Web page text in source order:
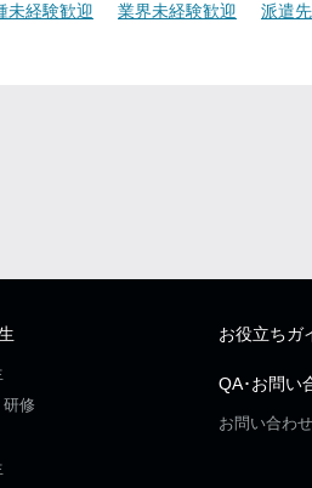
未経験歓迎 業界未経験歓迎
派遣
修
お役立ちガ
QA･お問い
お問い合わせ